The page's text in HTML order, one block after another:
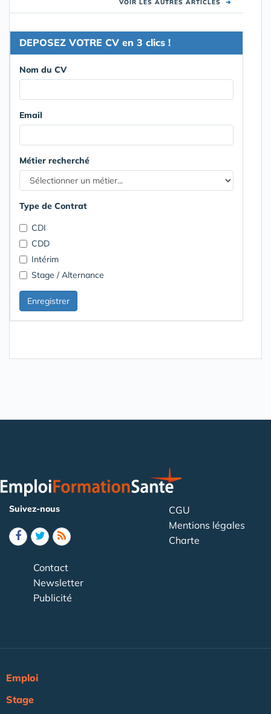
VOIR LES AUTRES ARTICLES ➜
DEPOSEZ VOTRE CV en 3 clics !
Nom du CV
Email
Métier recherché
Type de Contrat
CDI
CDD
Intérim
Stage / Alternance
Suivez-nous
CGU
Mentions légales
Charte
Contact
Newsletter
Publicité
Emploi
Stage